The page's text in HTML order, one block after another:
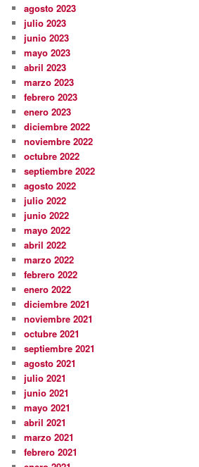
agosto 2023
julio 2023
junio 2023
mayo 2023
abril 2023
marzo 2023
febrero 2023
enero 2023
diciembre 2022
noviembre 2022
octubre 2022
septiembre 2022
agosto 2022
julio 2022
junio 2022
mayo 2022
abril 2022
marzo 2022
febrero 2022
enero 2022
diciembre 2021
noviembre 2021
octubre 2021
septiembre 2021
agosto 2021
julio 2021
junio 2021
mayo 2021
abril 2021
marzo 2021
febrero 2021